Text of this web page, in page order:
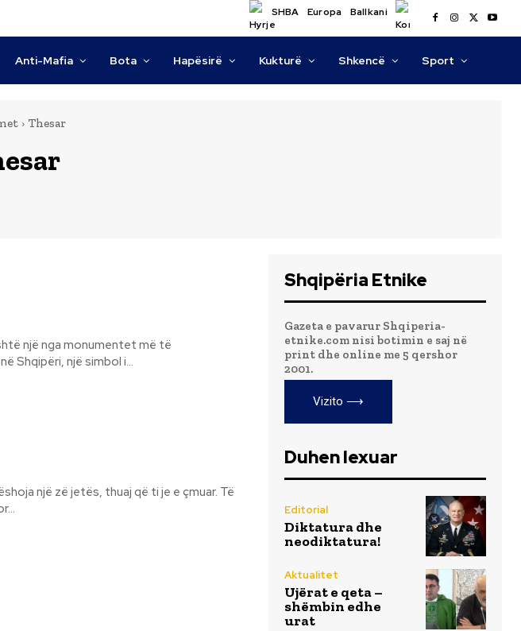
SHBA Europa Ballkani
Anti-Mafia Bota Hapësirë Kukturë Shkencë Sport
Thesar
Shqipëri, një simbol i...
Shqipëria Etnike
Gazeta e pavarur Shqiperia-
etnike.com nisi botimin e saj në
print dhe online me 5 qershor
2001.
Vizito ⟶
Duhen lexuar
Editorial
Diktatura dhe
neodiktatura!
Aktualitet
Ujërat e qeta –
shëmbin edhe
urat